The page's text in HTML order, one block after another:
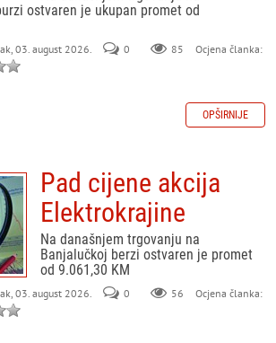
ostvaren je ukupan promet od
03. august 2026. 0 85
Ocjena članka:
OPŠIRNIJE
Pad cijene akcija
Elektrokrajine
Na današnjem trgovanju na
Banjalučkoj berzi ostvaren je promet
od 9.061,30 KM
03. august 2026. 0 56
Ocjena članka: